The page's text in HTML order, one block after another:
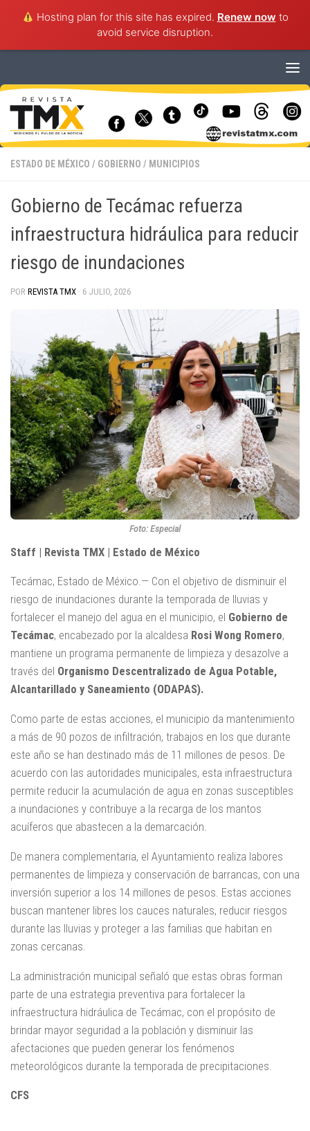
Hosting plan for this site has expired. Renew now to
avoid service disruption.
ESTADO DE MÉXICO / GOBIERNO / MUNICIPIOS
Gobierno de Tecámac refuerza
infraestructura hidráulica para reducir
riesgo de inundaciones
POR REVISTA TMX · 6 JULIO, 2026
Foto: Especial
Staff | Revista TMX | Estado de México
Tecámac, Estado de México.— Con el objetivo de disminuir el
riesgo de inundaciones durante la temporada de lluvias y
fortalecer el manejo del agua en el municipio, el Gobierno de
Tecámac, encabezado por la alcaldesa Rosi Wong Romero,
mantiene un programa permanente de limpieza y desazolve a
través del Organismo Descentralizado de Agua Potable,
Alcantarillado y Saneamiento (ODAPAS).
Como parte de estas acciones, el municipio da mantenimiento
a más de 90 pozos de infiltración, trabajos en los que durante
este año se han destinado más de 11 millones de pesos. De
acuerdo con las autoridades municipales, esta infraestructura
permite reducir la acumulación de agua en zonas susceptibles
a inundaciones y contribuye a la recarga de los mantos
acuíferos que abastecen a la demarcación.
De manera complementaria, el Ayuntamiento realiza labores
permanentes de limpieza y conservación de barrancas, con una
inversión superior a los 14 millones de pesos. Estas acciones
buscan mantener libres los cauces naturales, reducir riesgos
durante las lluvias y proteger a las familias que habitan en
zonas cercanas.
La administración municipal señaló que estas obras forman
parte de una estrategia preventiva para fortalecer la
infraestructura hidráulica de Tecámac, con el propósito de
brindar mayor seguridad a la población y disminuir las
afectaciones que pueden generar los fenómenos
meteorológicos durante la temporada de precipitaciones.
CFS